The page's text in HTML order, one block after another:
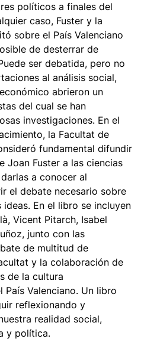
políticos a finales del
caso, Fuster y la
sobre el País Valenciano
de desterrar de
ser debatida, pero no
al análisis social,
abrieron un
del cual se han
investigaciones. En el
la Facultat de
fundamental difundir
Joan Fuster a las ciencias
a conocer al
el debate necesario sobre
ideas. En el libro se incluyen
Vicent Pitarch, Isabel
junto con las
de multitud de
y la colaboración de
de la cultura
País Valenciano. Un libro
reflexionando y
realidad social,
y política.